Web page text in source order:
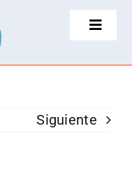
Toggle
Siguiente